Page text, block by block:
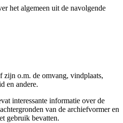
het algemeen uit de navolgende
zijn o.m. de omvang, vindplaats,
en andere.
interessante informatie over de
van de archiefvormer en
gebruik bevatten.